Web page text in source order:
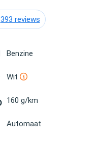
393 reviews
Benzine
Wit
160 g/km
Automaat